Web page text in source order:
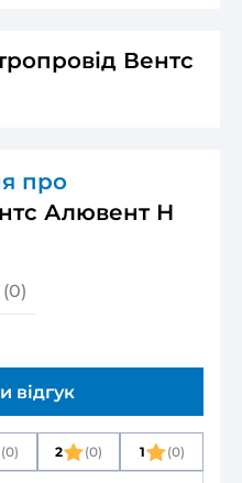
Вентс
про
Алювент Н
(0)
відгук
(0) 2 (0) 1 (0)